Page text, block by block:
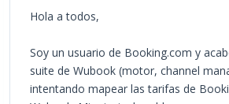
Hola a todos,
Soy un usuario de Booking.com y
suite de Wubook (motor, channel
intentando mapear las tarifas de